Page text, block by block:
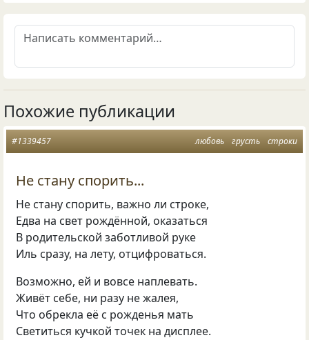
Похожие публикации
любовь грусть строки
#1339457
Не стану спорить...
Не стану спорить, важно ли строке,
Едва на свет рождённой, оказаться
В родительской заботливой руке
Иль сразу, на лету, отцифроваться.
Возможно, ей и вовсе наплевать.
Живёт себе, ни разу не жалея,
Что обрекла её с рожденья мать
Светиться кучкой точек на дисплее.